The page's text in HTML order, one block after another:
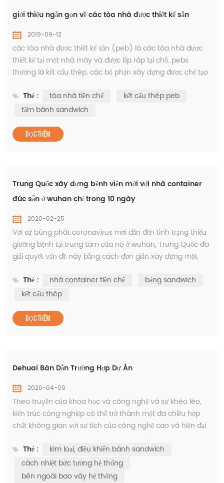
giới thiệu ngắn gọn về các tòa nhà được thiết kế sẵn
2019-09-12
các tòa nhà được thiết kế sẵn (peb) là các tòa nhà được
thiết kế tại một nhà máy và được lắp ráp tại chỗ. pebs
thường là kết cấu thép. các bộ phận xây dựng được chế tạo
công trường và lắp ráp tại công trường với các kết nối bắt
vít. loại khái niệm cấu trúc này thường được sử dụng để xây
Thẻ : tòa nhà tiền chế
kết cấu thép peb
tấm bánh sandwich
ĐỌC THÊM
Trung Quốc xây dựng bệnh viện mới với nhà container
đúc sẵn ở wuhan chỉ trong 10 ngày
2020-02-25
Với sự bùng phát coronavirus mới dẫn đến tình trạng thiếu
giường bệnh tại trung tâm của nó ở wuhan, Trung Quốc đã
giải quyết vấn đề này bằng cách đơn giản xây dựng một
sẵn chỉ trong hơn một tuần. bệnh viện huoshenshan đã bắt
đầu điều trị cho những bệnh nhân bị nhiễm virut chỉ 10
tháng 1. Nh...
Thẻ : nhà container tiền chế
bảng sandwich
kết cấu thép
ĐỌC THÊM
Dehuai Bán Dẫn Trường Hợp Dự Án
2020-04-09
Theo truyền của khoa học và công nghệ và sự khéo léo,
kiến trúc công nghiệp có thể trở thành một đa chiều hợp
chất không gian với sự tích của công nghệ cao và hiện đại
khoảng cách của Trung quốc CMO biến hình ảnh chip
(CIS), Dehuai Bán dẫn Pha tôi sẽ đạt được sản xuất hàng
loạt vào đầu 2019. Ngắn gọn và sống động hiện đại tòa nhà
Thẻ :
kim loại, điều khiển bánh sandwich
cách nhiệt bức tường hệ thống
bên ngoài bao vây hệ thống